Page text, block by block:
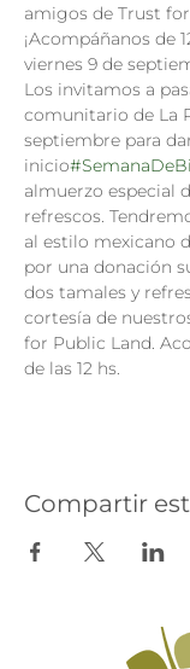
amigos de Trust
¡Acompáñanos de
viernes 9 de
Los invitamos a
comunitario de La
septiembre para
inicio
almuerzo especial
refrescos.
al estilo mexicano
por una donación
dos tamales y
cortesía de
for Public Land.
de las 12 hs.
Compartir